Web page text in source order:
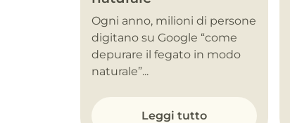
Ogni anno, milioni di persone
digitano su Google “come
depurare il fegato in modo
naturale”...
Leggi tutto